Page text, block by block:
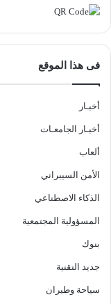
فى هذا الموقع
أخبـار
أخبـار الجامعـات
ألعاب
الأمن السيبراني
الذكاء الاصطناعي
المسؤولية المجتمعية
بنوك
جديد التقنية
سياحة وطيران